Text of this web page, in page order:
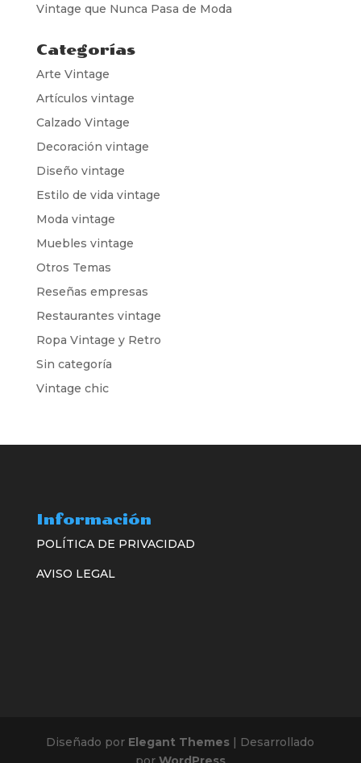
Vintage que Nunca Pasa de Moda
Categorías
Arte Vintage
Artículos vintage
Calzado Vintage
Decoración vintage
Diseño vintage
Estilo de vida vintage
Moda vintage
Muebles vintage
Otros Temas
Reseñas empresas
Restaurantes vintage
Ropa Vintage y Retro
Sin categoría
Vintage chic
Información
POLÍTICA DE PRIVACIDAD
AVISO LEGAL
Diseñado por Elegant Themes | Desarrollado